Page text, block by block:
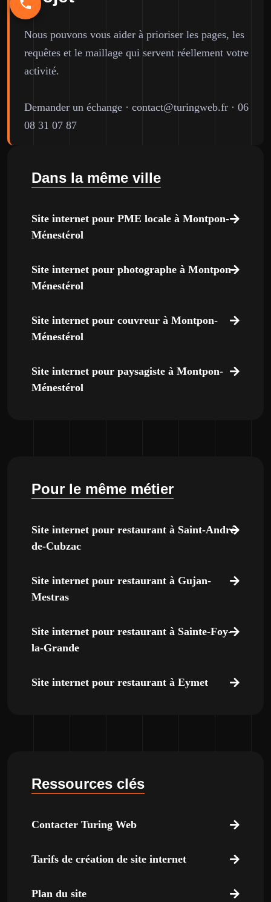
Nous pouvons vous aider à prioriser les pages, les
requêtes et le maillage qui servent réellement votre
activité.
Demander un échange · contact@turingweb.fr · 06
08 31 07 87
Dans la même ville
Site internet pour PME locale à Montpon-
Ménestérol
Site internet pour photographe à Montpon-
Ménestérol
Site internet pour couvreur à Montpon-
Ménestérol
Site internet pour paysagiste à Montpon-
Ménestérol
Pour le même métier
Site internet pour restaurant à Saint-André-
de-Cubzac
Site internet pour restaurant à Gujan-
Mestras
Site internet pour restaurant à Sainte-Foy-
la-Grande
Site internet pour restaurant à Eymet
Ressources clés
Contacter Turing Web
Tarifs de création de site internet
Plan du site